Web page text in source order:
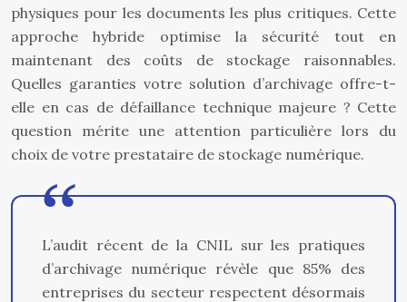
physiques pour les documents les plus critiques. Cette
approche hybride optimise la sécurité tout en
maintenant des coûts de stockage raisonnables.
Quelles garanties votre solution d’archivage offre-t-
elle en cas de défaillance technique majeure ? Cette
question mérite une attention particulière lors du
choix de votre prestataire de stockage numérique.
L’audit récent de la CNIL sur les pratiques
d’archivage numérique révèle que 85% des
entreprises du secteur respectent désormais